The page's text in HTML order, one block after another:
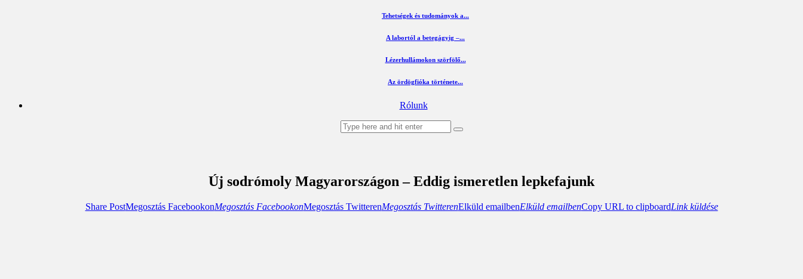
Tehetségek és tudományok a...
A labortól a betegágyig –...
Lézerhullámokon szörfölő...
Az ördögfióka története...
Rólunk
Új sodrómoly Magyarországon – Eddig ismeretlen lepkefajunk
Share PostMegosztás FacebookonMegosztás FacebookonMegosztás TwitterenMegosztás TwitterenElküld emailbenElküld emailbenCopy URL to clipboardLink küldése